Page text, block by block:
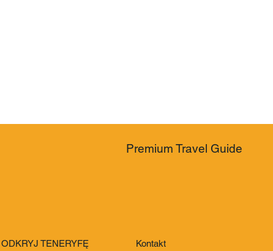
Premium Travel Guide
ODKRYJ TENERYFĘ
Kontakt